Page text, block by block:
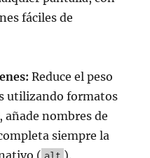
fáciles de
Reduce el peso
utilizando formatos
, añade nombres de
siempre la
( alt ).